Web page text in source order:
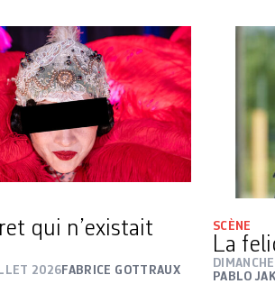
qui n’existait
2026 FABRICE GOTTRAUX
SCÈNE
La
PABLO